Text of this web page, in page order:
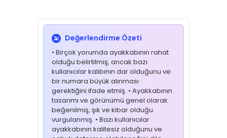
Değerlendirme Özeti
• Birçok yorumda ayakkabının rahat
olduğu belirtilmiş, ancak bazı
kullanıcılar kalıbının dar olduğunu ve
bir numara büyük alınması
gerektiğini ifade etmiş. • Ayakkabının
tasarımı ve görünümü genel olarak
beğenilmiş, şık ve kibar olduğu
vurgulanmış. • Bazı kullanıcılar
ayakkabının kalitesiz olduğunu ve